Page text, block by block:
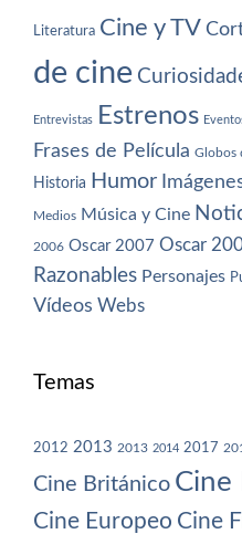
Literatura Cine y TV
de cine
Entrevistas Estrenos
Frases de Película Globos
Historia Humor
Medios Música y Cine
2006 Oscar 2007 Oscar
Razonables Personajes
Vídeos Webs
Temas
2012 2013 2013 2014 2017
Cine Británico Cine
Cine Europeo Cine